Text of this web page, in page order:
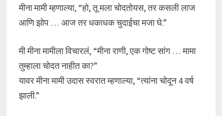
मीना मामी म्हणाल्या, “हो, तू मला चोदतोयस, तर कसली लाज
आणि झोप … आज तर धकाधक चुदाईचा मजा घे.”
मी मीना मामीला विचारलं, “मीना राणी, एक गोष्ट सांग … मामा
तुम्हाला चोदत नाहीत का?”
यावर मीना मामी उदास स्वरात म्हणाल्या, “त्यांना चोदून 4 वर्ष
झाली.”